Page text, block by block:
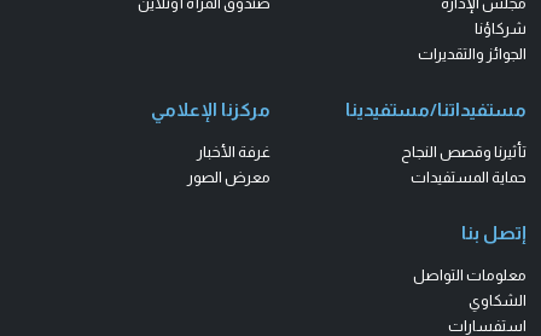
شركاؤنا
الجوائز والتقديرات
مستفيداتنا/مستفيدينا
تأثيرنا وقصص النجاح
حماية المستفيدات
مركزنا الإعلامي
غرفة الأخبار
معرض الصور
إتصل بنا
معلومات التواصل
الشكاوي
استفسارات